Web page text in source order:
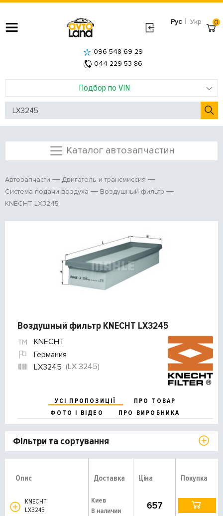
Рус | Укр
Подбор по VIN
096 548 69 29
044 229 53 86
0
Каталог автозапчастин
Автозапчасти
Двигатель и трансмиссия
Система подачи воздуха
Воздушный фильтр
KNECHT LX3245
Воздушный фильтр KNECHT LX3245
KNECHT
Германия
LX3245 (LX 3245)
УСІ ПРОПОЗИЦІЇ
ПРО ТОВАР
ФОТО І ВІДЕО
ПРО ВИРОБНИКА
Фільтри та сортування
Опис Доставка Ціна Покупка
KNECHT
LX3245
Киев
В наличии
657